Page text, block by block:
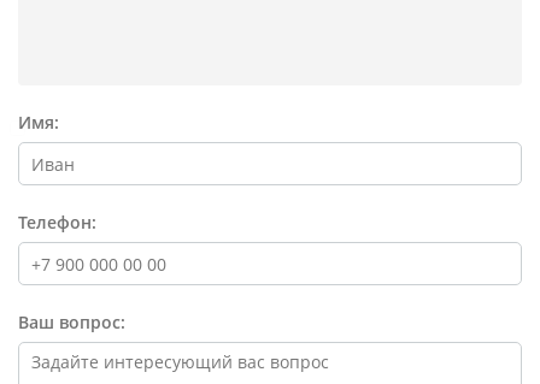
Имя:
Телефон:
Ваш вопрос: